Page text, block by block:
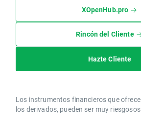
XOpenHub.pro
Rincón del Cliente
Hazte Cliente
Los instrumentos financieros que
los derivados, pueden ser muy